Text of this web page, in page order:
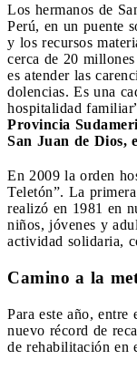
Los hermanos de
Perú, en un puente
y los recursos
cerca de 20
es atender las
dolencias. Es una
hospitalidad
Provincia
San Juan de
En 2009 la orden
Teletón”. La
realizó en 1981 en
niños, jóvenes y
actividad solidaria,
Camino a la
Para este año,
nuevo récord de
de rehabilitación en